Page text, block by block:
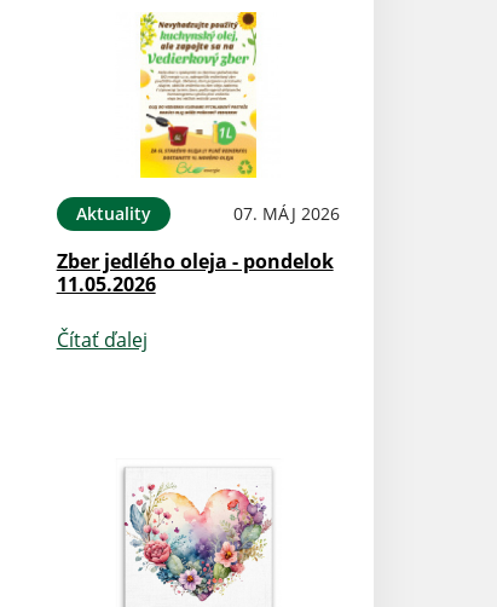
Aktuality 07. MÁJ 2026
Zber jedlého oleja - pondelok
11.05.2026
Čítať ďalej